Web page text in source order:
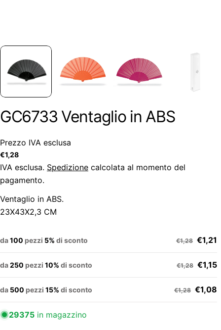
GC6733 Ventaglio in ABS
Prezzo IVA esclusa
Prezzo
regolare
€1,28
IVA esclusa. Spedizione calcolata al momento del
pagamento.
Ventaglio in ABS.
23X43X2,3 CM
da100 pezzi 5% di sconto €1,28 €1,21
da250 pezzi 10% di sconto €1,28 €1,15
da 500 pezzi 15% di sconto €1,28 €1,08
29375 in magazzino